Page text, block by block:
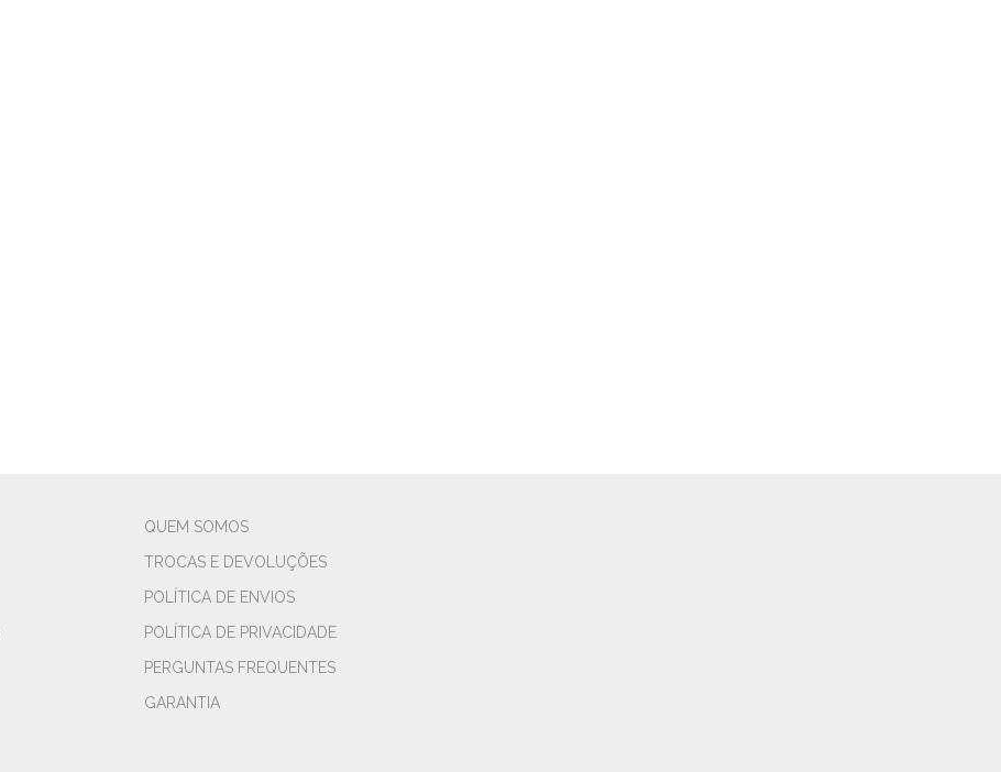
QUEM SOMOS
TROCAS E DEVOLUÇÕES
POLÍTICA DE ENVIOS
POLÍTICA DE PRIVACIDADE
PERGUNTAS FREQUENTES
GARANTIA